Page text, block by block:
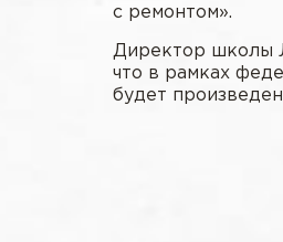
с ремонтом».
Директор школы
что в рамках
будет